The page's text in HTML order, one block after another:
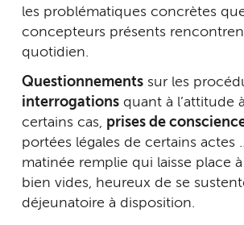
les problématiques concrètes
concepteurs présents
quotidien.
Questionnements sur les
interrogations quant à l’attitude
certains cas, prises de
portées légales de certains actes
matinée remplie qui laisse place
bien vides, heureux de se
déjeunatoire à disposition.